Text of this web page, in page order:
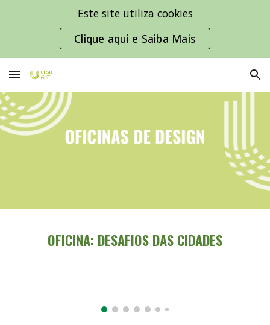
Este site utiliza cookies
Clique aqui e Saiba Mais
OFICINA: DESAFIOS DAS CIDADES